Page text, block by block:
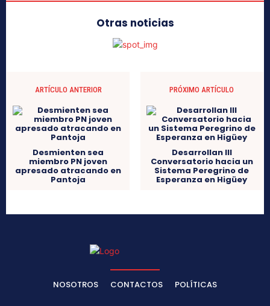
Otras noticias
ARTÍCULO ANTERIOR
Desmienten sea
miembro PN joven
apresado atracando en
Pantoja
PRÓXIMO ARTÍCULO
Desarrollan III
Conversatorio hacia un
Sistema Peregrino de
Esperanza en Higüey
NOSOTROS CONTACTOS POLÍTICAS